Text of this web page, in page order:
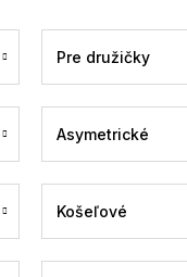
Pre družičky
Asymetrické
Košeľové